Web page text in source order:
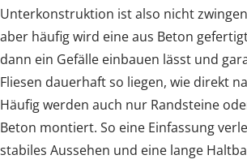
Unterkonstruktion ist also nicht
aber häufig wird eine aus Beton
dann ein Gefälle einbauen lässt und
Fliesen dauerhaft so liegen, wie direkt
Häufig werden auch nur Randsteine
Beton montiert. So eine Einfassung
stabiles Aussehen und eine lange